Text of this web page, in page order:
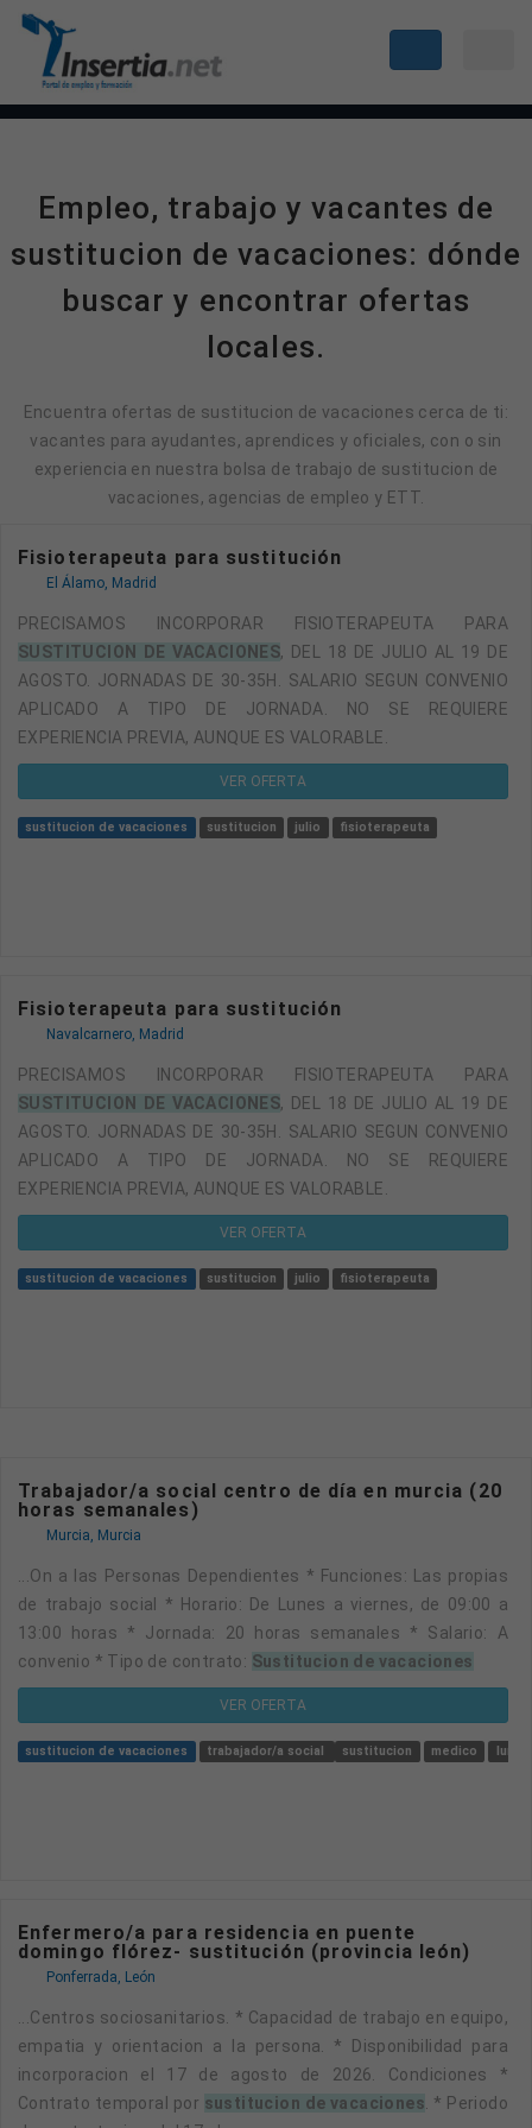
Empleo, trabajo y vacantes de
sustitucion de vacaciones: dónde
buscar y encontrar ofertas
locales.
Encuentra ofertas de sustitucion de vacaciones cerca de ti:
vacantes para ayudantes, aprendices y oficiales, con o sin
experiencia en nuestra bolsa de trabajo de sustitucion de
vacaciones, agencias de empleo y ETT.
Fisioterapeuta para sustitución
El Álamo, Madrid
PRECISAMOS INCORPORAR FISIOTERAPEUTA PARA
SUSTITUCION DE VACACIONES, DEL 18 DE JULIO AL 19 DE
AGOSTO. JORNADAS DE 30-35H. SALARIO SEGUN CONVENIO
APLICADO A TIPO DE JORNADA. NO SE REQUIERE
EXPERIENCIA PREVIA, AUNQUE ES VALORABLE.
VER OFERTA
sustitucion de vacaciones sustitucion julio fisioterapeuta
Fisioterapeuta para sustitución
Navalcarnero, Madrid
PRECISAMOS INCORPORAR FISIOTERAPEUTA PARA
SUSTITUCION DE VACACIONES, DEL 18 DE JULIO AL 19 DE
AGOSTO. JORNADAS DE 30-35H. SALARIO SEGUN CONVENIO
APLICADO A TIPO DE JORNADA. NO SE REQUIERE
EXPERIENCIA PREVIA, AUNQUE ES VALORABLE.
VER OFERTA
sustitucion de vacaciones sustitucion julio fisioterapeuta
Trabajador/a social centro de día en murcia (20
horas semanales)
Murcia, Murcia
...on a las Personas Dependientes * Funciones: Las propias
de trabajo social * Horario: De Lunes a viernes, de 09:00 a
13:00 horas * Jornada: 20 horas semanales * Salario: A
convenio * Tipo de contrato: Sustitucion de vacaciones
VER OFERTA
sustitucion de vacaciones trabajador/a social sustitucion medico
Enfermero/a para residencia en puente
domingo flórez- sustitución (provincia león)
Ponferrada, León
...centros sociosanitarios. * Capacidad de trabajo en equipo,
empatia y orientacion a la persona. * Disponibilidad para
incorporacion el 17 de agosto de 2026. Condiciones *
Contrato temporal por sustitucion de vacaciones . * Periodo